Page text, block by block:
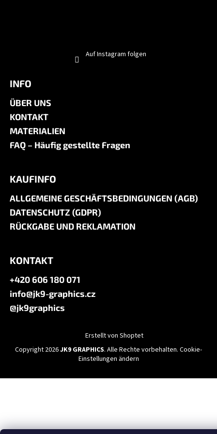
Auf Instagram folgen
INFO
ÜBER UNS
KONTAKT
MATERIALIEN
FAQ – Häufig gestellte Fragen
KAUFINFO
ALLGEMEINE GESCHÄFTSBEDINGUNGEN (AGB)
DATENSCHUTZ (GDPR)
RÜCKGABE UND REKLAMATION
KONTAKT
+420 606 180 071
info@jk9-graphics.cz
@jk9graphics
Erstellt von Shoptet
Copyright 2026JK9 GRAPHICS. Alle Rechte vorbehalten. Cookie-
Einstellungen ändern